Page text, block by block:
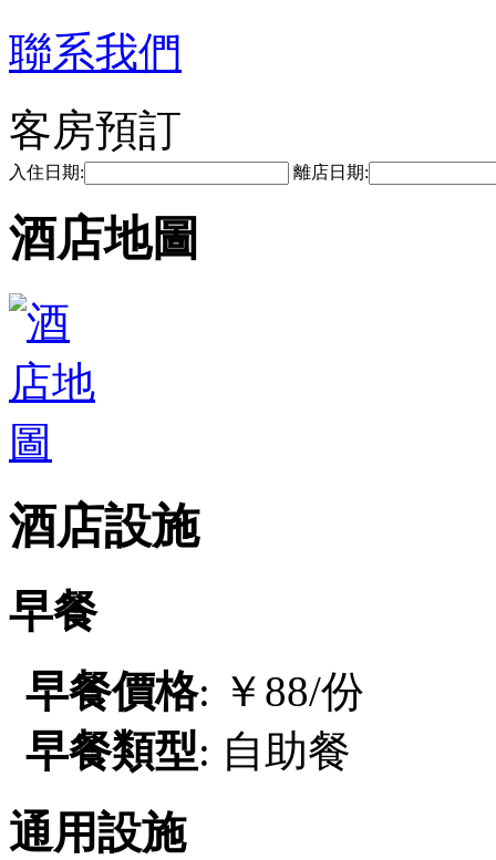
聯系我們
客房預訂
入住日期: 離店日期:
酒店地圖
酒店設施
早餐
早餐價格: ￥88/份
早餐類型: 自助餐
通用設施